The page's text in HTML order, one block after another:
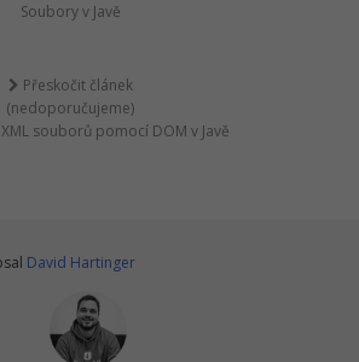
Soubory v Javě
Přeskočit článek
(nedoporučujeme)
souborů pomocí DOM v Javě
David Hartinger